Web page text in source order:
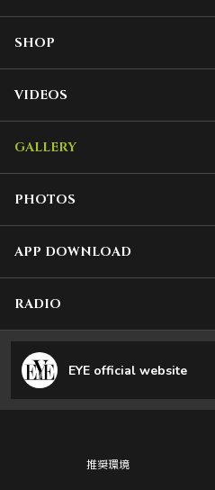
SHOP
VIDEOS
GALLERY
PHOTOS
APP DOWNLOAD
RADIO
EYE official website
推奨環境